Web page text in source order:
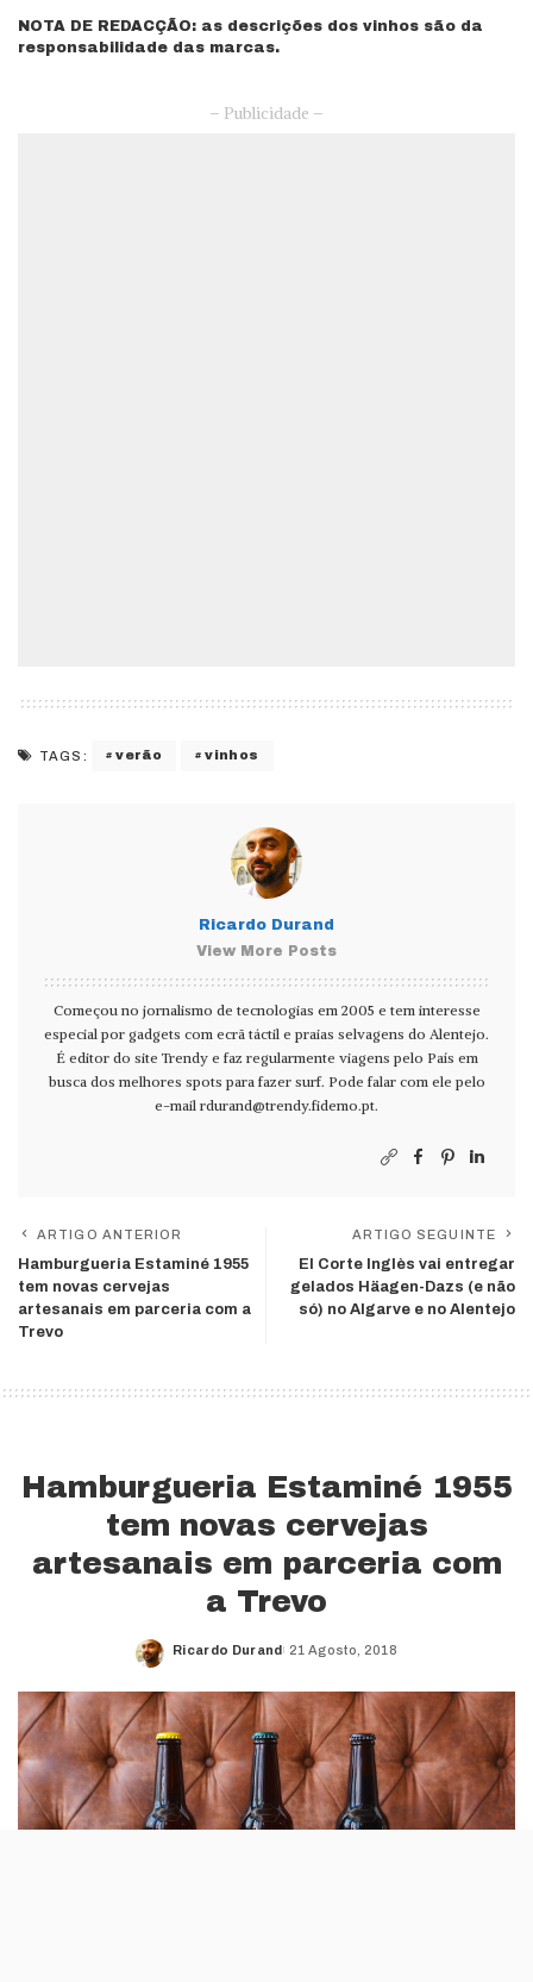
NOTA DE REDACÇÃO: as descrições dos vinhos são da
responsabilidade das marcas.
– Publicidade –
TAGS: verão vinhos
Ricardo Durand
View More Posts
Começou no jornalismo de tecnologias em 2005 e tem interesse
especial por gadgets com ecrã táctil e praias selvagens do Alentejo.
É editor do site Trendy e faz regularmente viagens pelo País em
busca dos melhores spots para fazer surf. Pode falar com ele pelo
e-mail rdurand@trendy.fidemo.pt.
ARTIGO ANTERIOR
Hamburgueria Estaminé 1955
tem novas cervejas
artesanais em parceria com a
Trevo
ARTIGO SEGUINTE
El Corte Inglès vai entregar
gelados Häagen-Dazs (e não
só) no Algarve e no Alentejo
Hamburgueria Estaminé 1955
tem novas cervejas
artesanais em parceria com
a Trevo
Posted
Ricardo Durand 21 Agosto, 2018